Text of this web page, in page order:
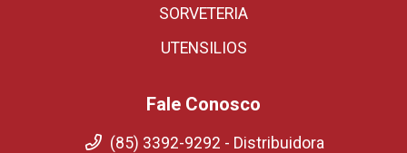
SORVETERIA
UTENSILIOS
Fale Conosco
(85) 3392-9292 - Distribuidora